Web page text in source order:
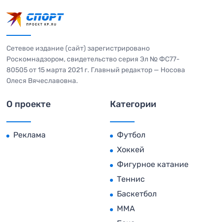
Сетевое издание (сайт) зарегистрировано
Роскомнадзором, свидетельство серия Эл № ФС77-
80505 от 15 марта 2021 г. Главный редактор — Носова
Олеся Вячеславовна.
О проекте
Реклама
Категории
Футбол
Хоккей
Фигурное катание
Теннис
Баскетбол
MMA